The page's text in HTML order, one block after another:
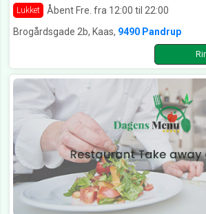
Lukket
Åbent Fre. fra 12:00 til 22:00
Brogårdsgade 2b, Kaas, 9490 Pandrup